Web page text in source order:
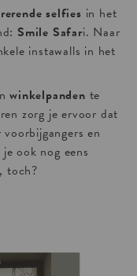
selfies in het
Smile Safari. Naar
instawalls in het
winkelpanden te
zorg je ervoor dat
en
ook nog eens
toch?